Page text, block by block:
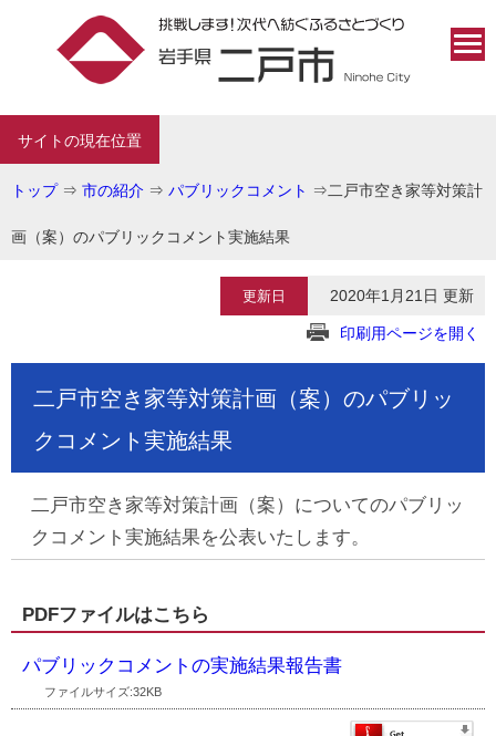
サイトの現在位置
トップ⇒ 市の紹介 ⇒ パブリックコメント ⇒二戸市空き家等対策計
画（案）のパブリックコメント実施結果
更新日 2020年1月21日 更新
印刷用ページを開く
二戸市空き家等対策計画（案）のパブリッ
クコメント実施結果
二戸市空き家等対策計画（案）についてのパブリッ
クコメント実施結果を公表いたします。
PDFファイルはこちら
パブリックコメントの実施結果報告書
ファイルサイズ:32KB